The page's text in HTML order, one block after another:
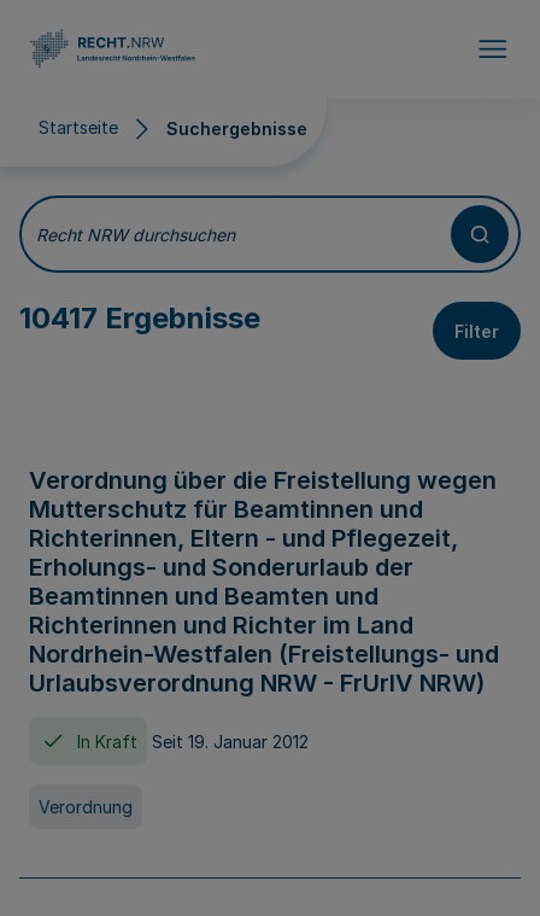
Startseite Suchergebnisse
Suchergebnisse
Recht NRW durchsuchen
10417 Ergebnisse Filter
Verordnung über die Freistellung wegen
Mutterschutz für Beamtinnen und
Richterinnen, Eltern - und Pflegezeit,
Erholungs- und Sonderurlaub der
Beamtinnen und Beamten und
Richterinnen und Richter im Land
Nordrhein-Westfalen (Freistellungs- und
Urlaubsverordnung NRW - FrUrlV NRW)
In Kraft Seit 19. Januar 2012
Verordnung